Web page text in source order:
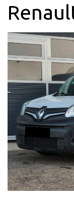
VÉHICULE 9PL.
LOCATION
CONTACTEZ-
NOUS + SERVICE
CARTE GRISE
QUI SOMMES-
NOUS?
POLITIQUE DE
CONFIDENTIALITÉ